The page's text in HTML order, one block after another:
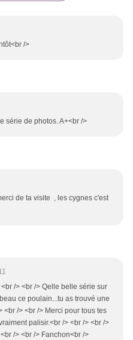
/>
série de photos. A+<br />
de ta visite , les cygnes c'est
/> <br /> Qelle belle série sur
ce poulain...tu as trouvé une
<br /> <br /> Merci pour tous tes
palisir.<br /> <br /> <br />
/> <br /> Fanchon<br />